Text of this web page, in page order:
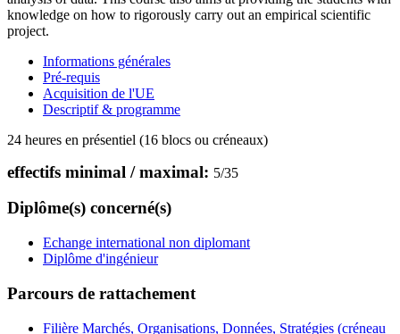
knowledge on how to rigorously carry out an empirical scientific
project.
Informations générales
Pré-requis
Acquisition de l'UE
Descriptif & programme
24 heures en présentiel (16 blocs ou créneaux)
effectifs minimal / maximal: 5/35
Diplôme(s) concerné(s)
Echange international non diplomant
Diplôme d'ingénieur
Parcours de rattachement
Filière Marchés, Organisations, Données, Stratégies (créneau